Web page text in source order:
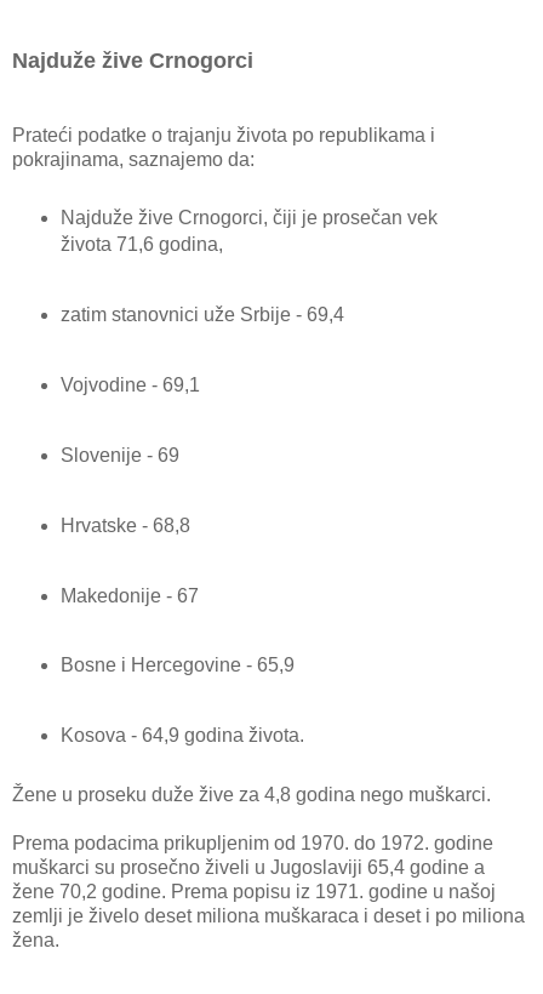
Najduže žive Crnogorci
Prateći podatke o trajanju života po republikama i
pokrajinama, saznajemo da:
Najduže žive Crnogorci, čiji je prosečan vek
života 71,6 godina,
zatim stanovnici uže Srbije - 69,4
Vojvodine - 69,1
Slovenije - 69
Hrvatske - 68,8
Makedonije - 67
Bosne i Hercegovine - 65,9
Kosova - 64,9 godina života.
Žene u proseku duže žive za 4,8 godina nego muškarci.
Prema podacima prikupljenim od 1970. do 1972. godine
muškarci su prosečno živeli u Jugoslaviji 65,4 godine a
žene 70,2 godine. Prema popisu iz 1971. godine u našoj
zemlji je živelo deset miliona muškaraca i deset i po miliona
žena.